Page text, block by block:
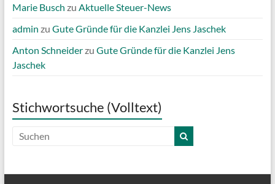
Marie Busch zu Aktuelle Steuer-News
admin zu Gute Gründe für die Kanzlei Jens Jaschek
Anton Schneiderzu Gute Gründe für die Kanzlei Jens
Jaschek
Stichwortsuche (Volltext)